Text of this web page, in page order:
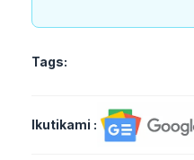
Tags:
Ikutikami :